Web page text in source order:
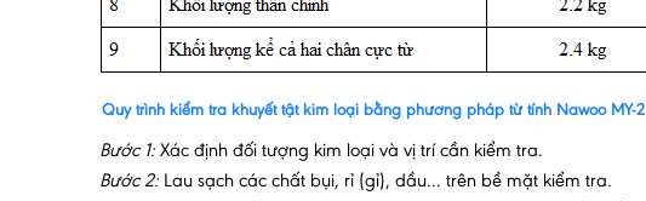
Quy trình kiểm tra khuyết tật kim loại bằng phương pháp từ tính Nawoo MY-2
Bước 1: Xác định đối tượng kim loại và vị trí cần kiểm tra.
Bước 2: Lau sạch các chất bụi, rỉ (gỉ), dầu... trên bề mặt kiểm tra.